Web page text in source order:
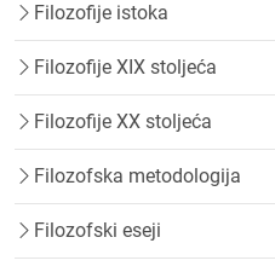
Filozofije istoka
Filozofije XIX stoljeća
Filozofije XX stoljeća
Filozofska metodologija
Filozofski eseji